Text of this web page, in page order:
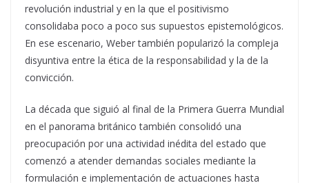
revolución industrial y en la que el positivismo
consolidaba poco a poco sus supuestos epistemológicos.
En ese escenario, Weber también popularizó la compleja
disyuntiva entre la ética de la responsabilidad y la de la
convicción.
La década que siguió al final de la Primera Guerra Mundial
en el panorama británico también consolidó una
preocupación por una actividad inédita del estado que
comenzó a atender demandas sociales mediante la
formulación e implementación de actuaciones hasta